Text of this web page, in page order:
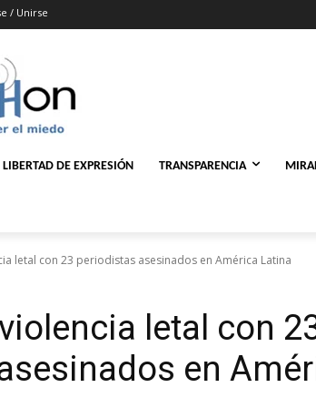
/ Unirse
LIBERTAD DE EXPRESIÓN TRANSPARENCIA
letal con 23 periodistas asesinados en América Latina
letal con
en